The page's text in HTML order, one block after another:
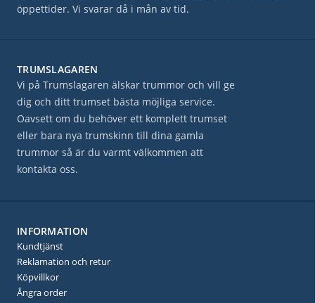
öppettider. Vi svarar då i mån av tid.
TRUMSLAGAREN
Vi på Trumslagaren älskar trummor och vill ge
dig och ditt trumset bästa möjliga service.
Oavsett om du behöver ett komplett trumset
eller bara nya trumskinn till dina gamla
trummor så är du varmt välkommen att
kontakta oss.
INFORMATION
Kundtjänst
Reklamation och retur
Köpvillkor
Ångra order